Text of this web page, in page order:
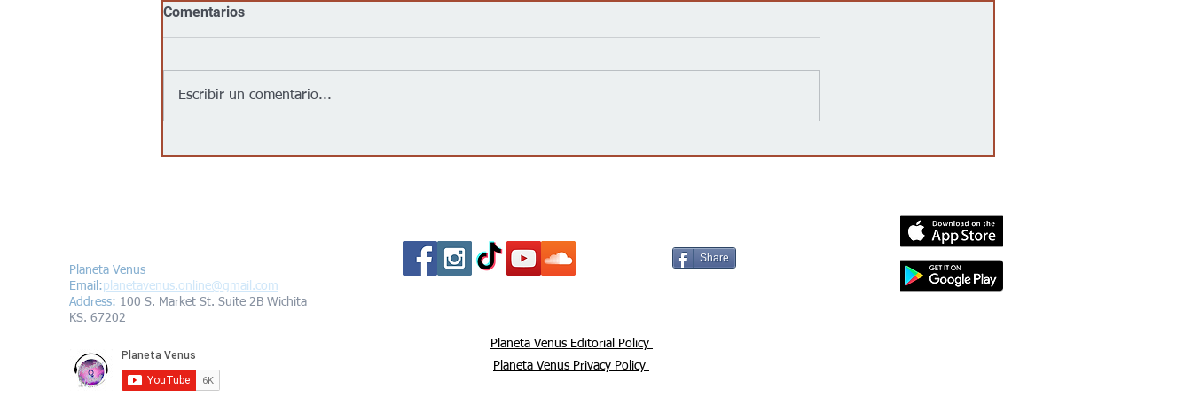
Comentarios
Escribir un comentario...
Planeta Venus
Email:planetavenus.online@gmail.com
Address: 100 S. Market St. Suite 2B Wichita
KS. 67202
Share
Planeta Venus Privacy Policy
Planeta Venus Editorial Policy